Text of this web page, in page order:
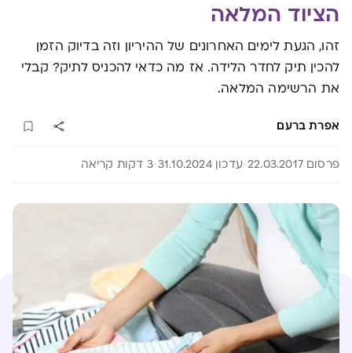
הציוד המלאה
זהו, הגעת לימים האחרונים של ההיריון וזה בדיוק הזמן
להכין תיק לחדר הלידה. אז מה כדאי להכניס לתיק? קבלי
את הרשימה המלאה.
אפרת ברעם
פרסום 22.03.2017 עדכון 31.10.2024 3 דקות קריאה